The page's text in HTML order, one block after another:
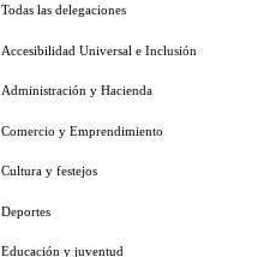
Todas las delegaciones
Accesibilidad Universal e Inclusión
Administración y Hacienda
Comercio y Emprendimiento
Cultura y festejos
Deportes
Educación y juventud